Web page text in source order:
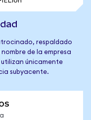
respaldado
de la empresa
únicamente
subyacente.